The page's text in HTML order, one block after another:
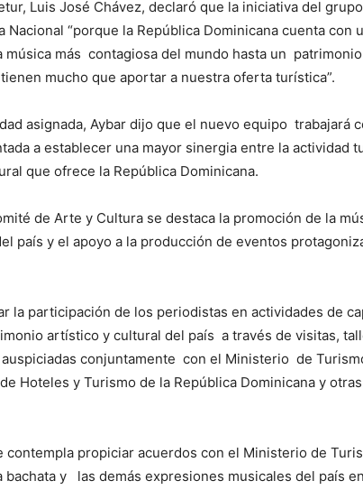
Luis José Chávez, declaró que la iniciativa del
Nacional “porque la República Dominicana cuenta con
música más contagiosa del mundo hasta un
mucho que aportar a nuestra oferta turística”.
asignada, Aybar dijo que el nuevo equipo trabajará
a establecer una mayor sinergia entre la actividad
que ofrece la República Dominicana.
de Arte y Cultura se destaca la promoción de la
país y el apoyo a la producción de eventos
la participación de los periodistas en actividades de
artístico y cultural del país a través de visitas,
conjuntamente con el Ministerio de
Hoteles y Turismo de la República Dominicana y
contempla propiciar acuerdos con el Ministerio de
bachata y las demás expresiones musicales del país